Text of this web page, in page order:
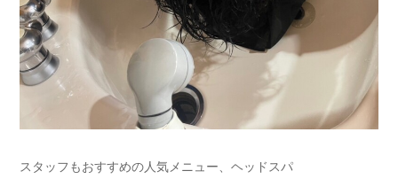
スタッフもおすすめの人気メニュー、ヘッドスパ